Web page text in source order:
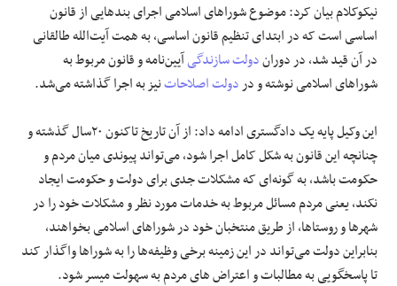
نیکوکلام بیان کرد: موضوع شوراهای اسلامی اجرای بندهایی از قانون
اساسی است که در ابتدای تنظیم قانون اساسی، به ‌همت آیت‌الله طالقانی
در آن قید شد، در دوراندولت سازندگیآیین‌نامه و قانون مربوط به
شوراهای اسلامی نوشته و در ‌دولت اصلاحاتنیز به اجرا گذاشته می‌شد. ‌
این وکیل پایه یک دادگستری ادامه داد: از آن تاریخ تاکنون ۲۰سال گذشته و
چنانچه این قانون به شکل کامل اجرا شود، ‌می‌تواند پیوندی میان مردم و
حکومت باشد، به گونه‌ای که مشکلات جدی برای دولت و حکومت ایجاد
نکند، یعنی مردم ‌مسائل مربوط به خدمات مورد نظر و مشکلات خود را در
شهرها و روستاها، از طریق منتخبان خود در شوراهای اسلامی ‌بخواهند،
بنابراین دولت می‌تواند در این زمینه برخی وظیفه‌ها را به شوراها واگذار کند
تا پاسخگویی به مطالبات و اعتراض ‌های مردم به سهولت میسر شود.